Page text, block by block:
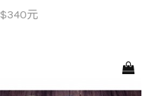
$340元